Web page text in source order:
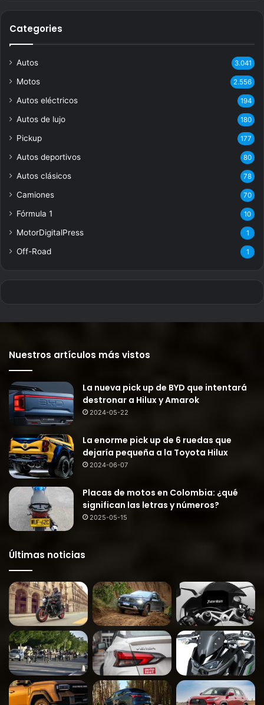
Categories
Autos 3.041
Motos 2.556
Autos eléctricos 194
Autos de lujo 180
Pickup 177
Autos deportivos 80
Autos clásicos 78
Camiones 70
Fórmula 1 10
MotorDigitalPress 1
Off-Road 1
Nuestros artículos más vistos
La nueva pick up de BYD que intentará
destronar a Hilux y Amarok
2024-05-22
La enorme pick up de 6 ruedas que
dejaría pequeña a la Toyota Hilux
2024-06-07
Placas de motos en Colombia: ¿qué
significan las letras y números?
2025-05-15
Últimas noticias